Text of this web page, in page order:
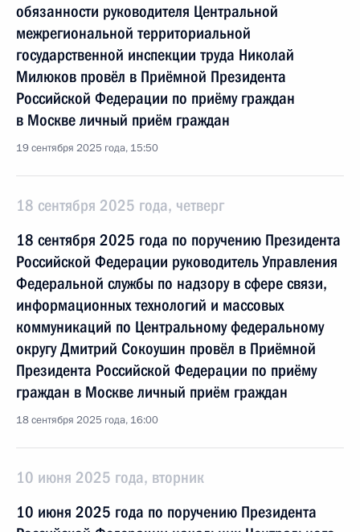
обязанности руководителя Центральной
межрегиональной территориальной
государственной инспекции труда Николай
Милюков провёл в Приёмной Президента
Российской Федерации по приёму граждан
в Москве личный приём граждан
19 сентября 2025 года, 15:50
18 сентября 2025 года, четверг
18 сентября 2025 года по поручению Президента
Российской Федерации руководитель Управления
Федеральной службы по надзору в сфере связи,
информационных технологий и массовых
коммуникаций по Центральному федеральному
округу Дмитрий Сокоушин провёл в Приёмной
Президента Российской Федерации по приёму
граждан в Москве личный приём граждан
18 сентября 2025 года, 16:00
10 июня 2025 года, вторник
10 июня 2025 года по поручению Президента